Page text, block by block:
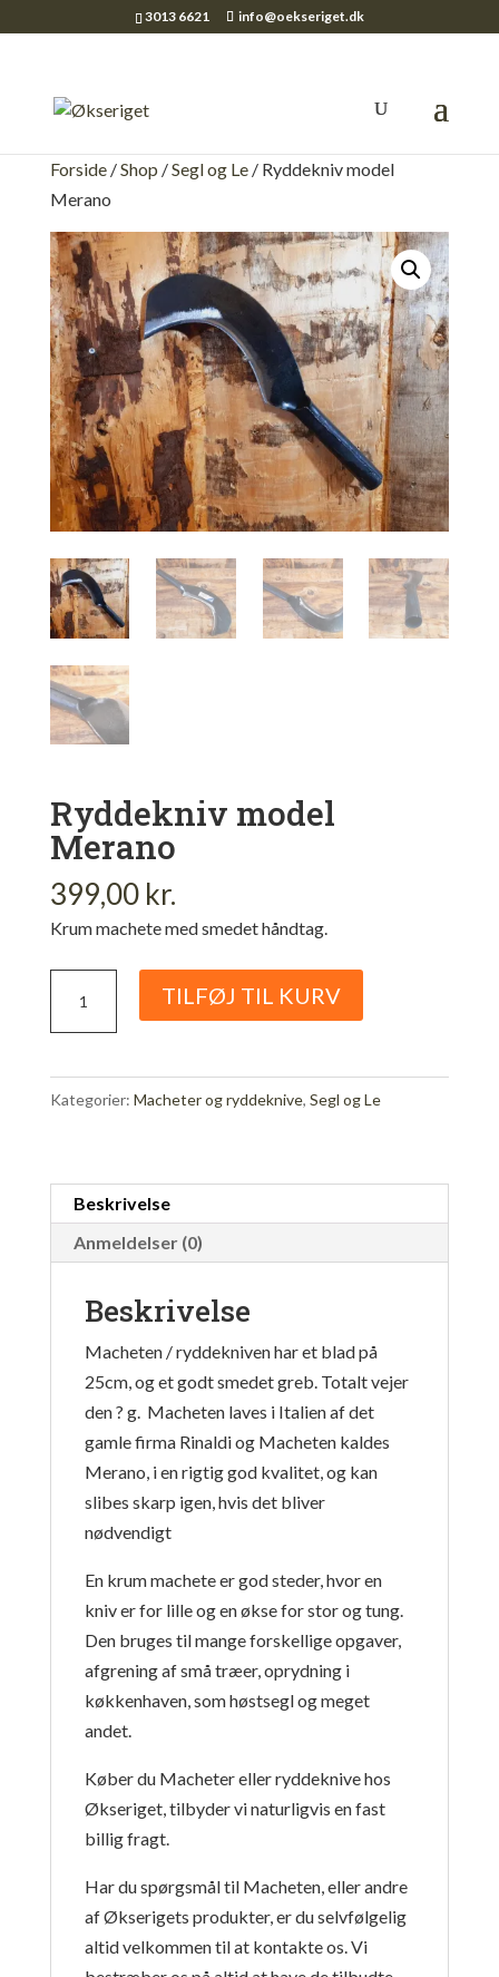
3013 6621 info@oekseriget.dk
Forside/Shop /Segl og Le/ Ryddekniv model
Merano
Ryddekniv model
Merano
399,00 kr.
Krum machete med smedet håndtag.
model
antal
TILFØJ TIL KURV
Kategorier: Macheter og ryddeknive, Segl og Le
Beskrivelse
Anmeldelser (0)
Beskrivelse
Macheten / ryddekniven har et blad på
25cm, og et godt smedet greb. Totalt vejer
den ? g. Macheten laves i Italien af det
gamle firma Rinaldi og Macheten kaldes
Merano, i en rigtig god kvalitet, og kan
slibes skarp igen, hvis det bliver
nødvendigt
En krum machete er god steder, hvor en
kniv er for lille og en økse for stor og tung.
Den bruges til mange forskellige opgaver,
afgrening af små træer, oprydning i
køkkenhaven, som høstsegl og meget
andet.
Køber du Macheter eller ryddeknive hos
Økseriget, tilbyder vi naturligvis en fast
billig fragt.
Har du spørgsmål til Macheten, eller andre
af Økserigets produkter, er du selvfølgelig
altid velkommen til at kontakte os. Vi